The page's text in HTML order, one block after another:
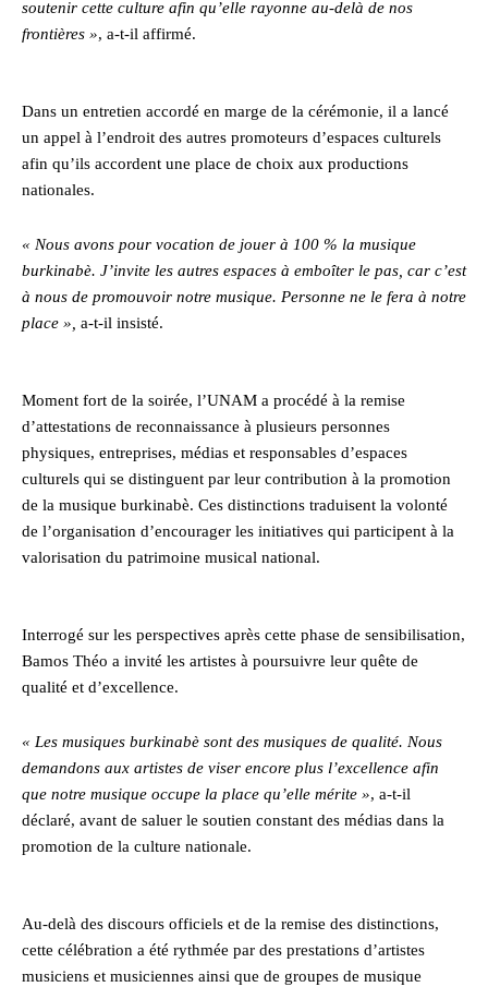
soutenir cette culture afin qu’elle rayonne au-delà de nos
frontières », a-t-il affirmé.
Dans un entretien accordé en marge de la cérémonie, il a lancé
un appel à l’endroit des autres promoteurs d’espaces culturels
afin qu’ils accordent une place de choix aux productions
nationales.
« Nous avons pour vocation de jouer à 100 % la musique
burkinabè. J’invite les autres espaces à emboîter le pas, car c’est
à nous de promouvoir notre musique. Personne ne le fera à notre
place », a-t-il insisté.
Moment fort de la soirée, l’UNAM a procédé à la remise
d’attestations de reconnaissance à plusieurs personnes
physiques, entreprises, médias et responsables d’espaces
culturels qui se distinguent par leur contribution à la promotion
de la musique burkinabè. Ces distinctions traduisent la volonté
de l’organisation d’encourager les initiatives qui participent à la
valorisation du patrimoine musical national.
Interrogé sur les perspectives après cette phase de sensibilisation,
Bamos Théo a invité les artistes à poursuivre leur quête de
qualité et d’excellence.
« Les musiques burkinabè sont des musiques de qualité. Nous
demandons aux artistes de viser encore plus l’excellence afin
que notre musique occupe la place qu’elle mérite », a-t-il
déclaré, avant de saluer le soutien constant des médias dans la
promotion de la culture nationale.
Au-delà des discours officiels et de la remise des distinctions,
cette célébration a été rythmée par des prestations d’artistes
musiciens et musiciennes ainsi que de groupes de musique